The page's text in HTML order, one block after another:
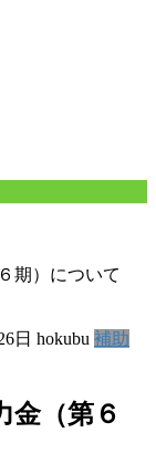
期）について
日 hokubu 補助
金（第６